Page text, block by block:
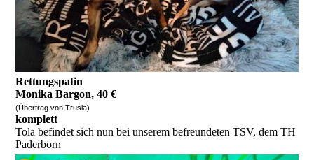
Rettungspatin
Monika Bargon, 40 €
(Übertrag von Trusia)
komplett
Tola befindet sich nun bei unserem befreundeten TSV, dem TH
Paderborn